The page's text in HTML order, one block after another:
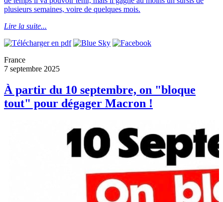
plusieurs semaines, voire de quelques mois.
Lire la suite...
France
7 septembre 2025
À partir du 10 septembre, on "bloque
tout" pour dégager Macron !